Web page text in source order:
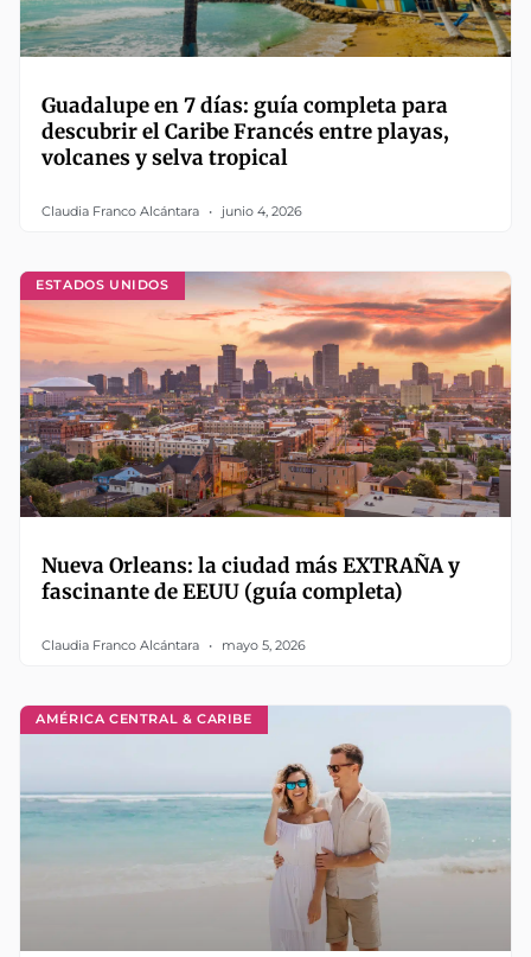
Guadalupe en 7 días: guía completa para
descubrir el Caribe Francés entre playas,
volcanes y selva tropical
Claudia Franco Alcántara junio 4, 2026
ESTADOS UNIDOS
Nueva Orleans: la ciudad más EXTRAÑA y
fascinante de EEUU (guía completa)
Claudia Franco Alcántara mayo 5, 2026
AMÉRICA CENTRAL & CARIBE